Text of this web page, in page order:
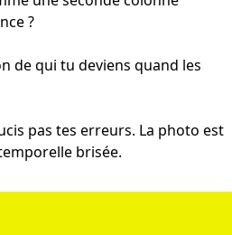
?
de qui tu deviens quand les
pas tes erreurs. La photo est
brisée.